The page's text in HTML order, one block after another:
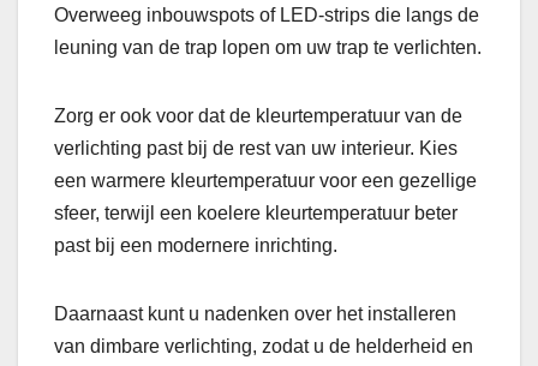
Overweeg inbouwspots of LED-strips die langs de
leuning van de trap lopen om uw trap te verlichten.
Zorg er ook voor dat de kleurtemperatuur van de
verlichting past bij de rest van uw interieur. Kies
een warmere kleurtemperatuur voor een gezellige
sfeer, terwijl een koelere kleurtemperatuur beter
past bij een modernere inrichting.
Daarnaast kunt u nadenken over het installeren
van dimbare verlichting, zodat u de helderheid en